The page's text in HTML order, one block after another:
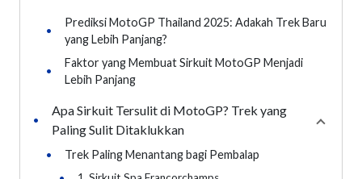
•
Prediksi MotoGP Thailand 2025: Adakah Trek Baru
yang Lebih Panjang?
•
Faktor yang Membuat Sirkuit MotoGP Menjadi
Lebih Panjang
•
Apa Sirkuit Tersulit di MotoGP? Trek yang
Paling Sulit Ditaklukkan
•
Trek Paling Menantang bagi Pembalap